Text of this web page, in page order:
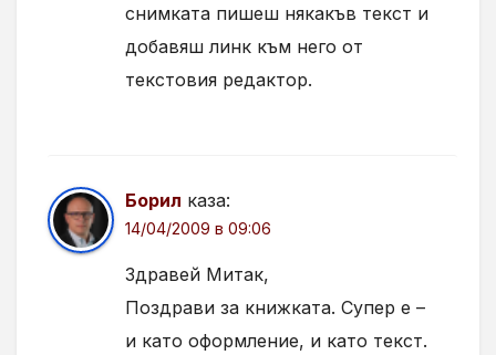
снимката пишеш някакъв текст и
добавяш линк към него от
текстовия редактор.
Борил каза:
14/04/2009 в 09:06
Здравей Митак,
Поздрави за книжката. Супер е –
и като оформление, и като текст.